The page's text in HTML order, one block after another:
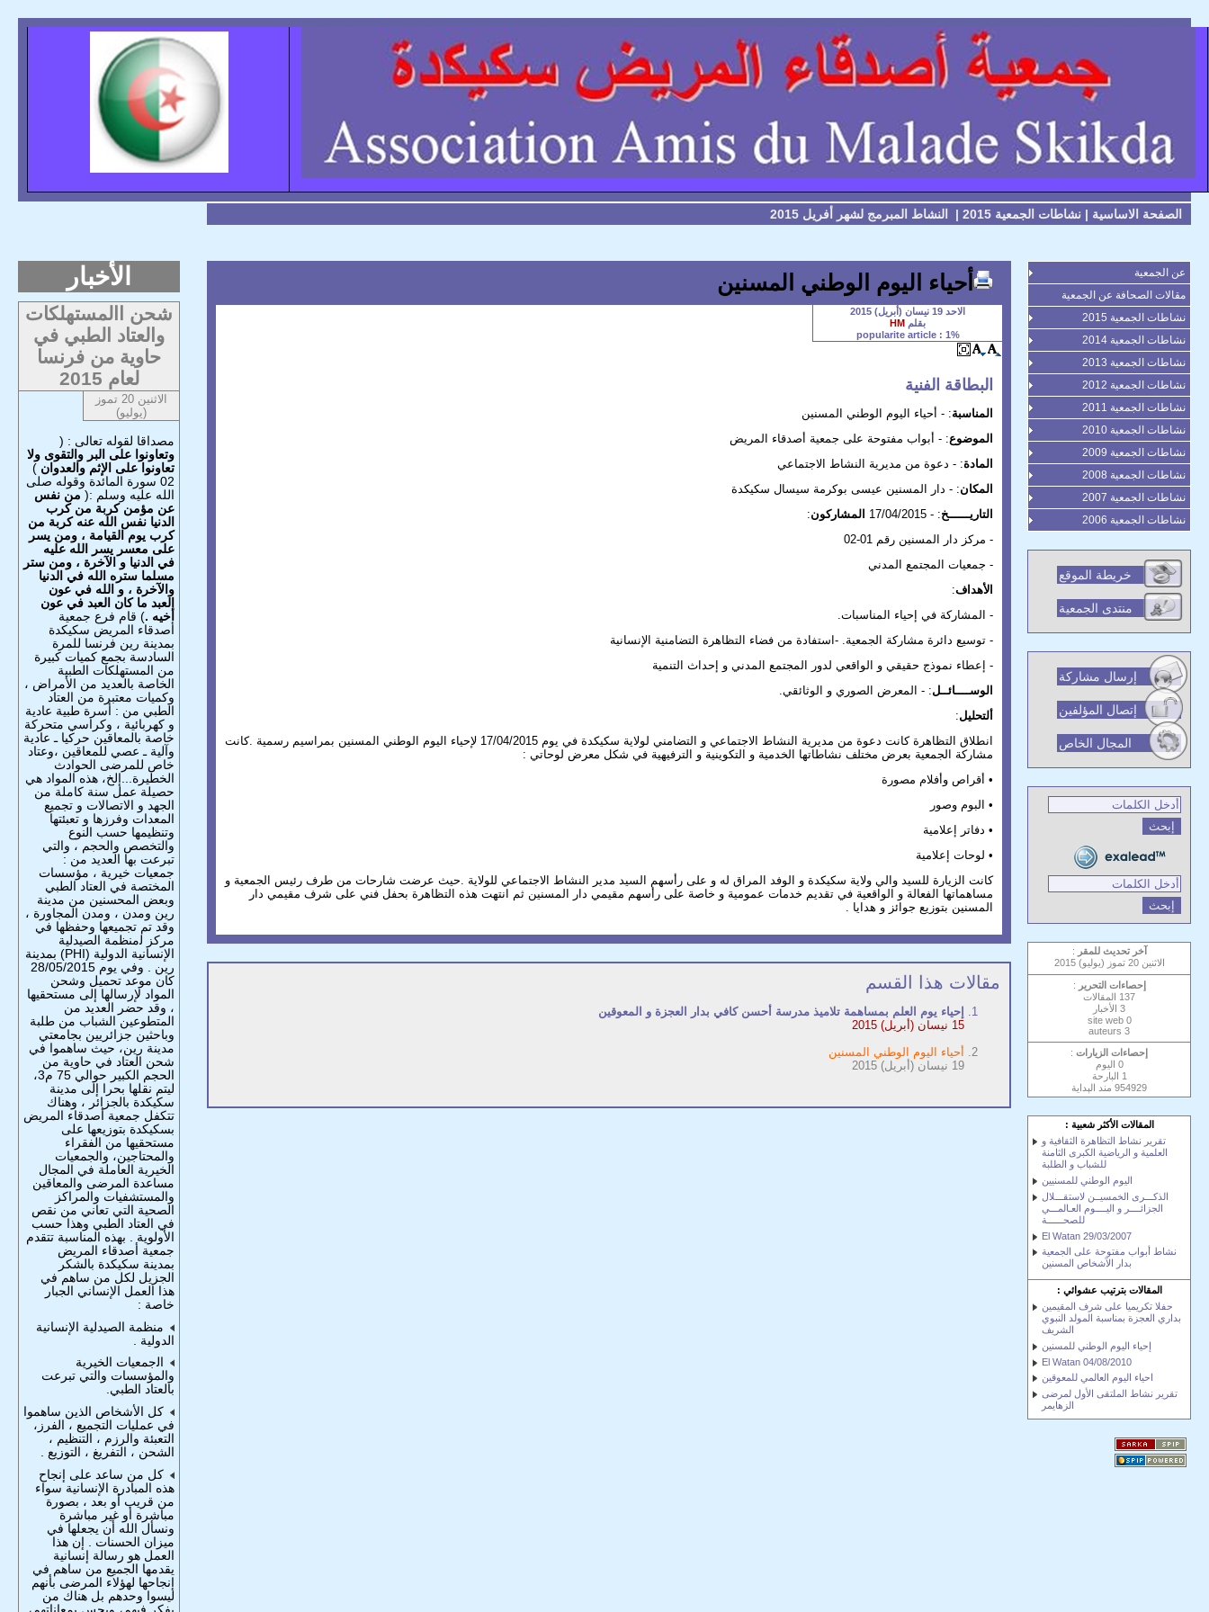
الصفحة الاساسية | نشاطات الجمعية 2015 | النشاط المبرمج لشهر أفريل 2015
عن الجمعية
مقالات الصحافة عن الجمعية
نشاطات الجمعية 2015
نشاطات الجمعية 2014
نشاطات الجمعية 2013
نشاطات الجمعية 2012
نشاطات الجمعية 2011
نشاطات الجمعية 2010
نشاطات الجمعية 2009
نشاطات الجمعية 2008
نشاطات الجمعية 2007
نشاطات الجمعية 2006
خريطة الموقع
منتدى الجمعية
إرسال مشاركة
إتصال المؤلفين
المجال الخاص
آخر تحديث للمقر :
الاثنين 20 تموز (يوليو) 2015
إحصاءات التحرير :
137 المقالات
3 الأخبار
0 site web
3 auteurs
إحصاءات الزيارات :
0 اليوم
1 البارحة
954929 مند الٻداية
المقالات الأكثر شعبية :
تقرير نشاط التظاهرة الثقافية و
العلمية و الرياضية الكبرى الثامنة
للشباب و الطلبة
اليوم الوطني للمسنيين
الذكـــرى الخمسيــن لاستقـــلال
الجزائــــر و اليــــوم العـالمـــي
للصحــــــة
El Watan 29/03/2007
نشاط أبواب مفتوحة على الجمعية
بدار الآشخاص المسنين
المقالات بترتيب عشوائي :
حفلا تكريميا على شرف المقيمين
بداري العجزة بمناسبة المولد النبوي
الشريف
إحياء اليوم الوطني للمسنين
El Watan 04/08/2010
احياء اليوم العالمي للمعوقين
تقرير نشاط الملتقى الأول لمرضى
الزهايمر
الأخبار
شحن االمستهلكات
والعتاد الطبي في
حاوية من فرنسا
لعام 2015
الاثنين 20 تموز
(يوليو)
مصداقا لقوله تعالى : (
وتعاونوا على البر والتقوى ولا
تعاونوا على الإثم والعدوان )
02 سورة المائدة وقوله صلى
الله عليه وسلم :( من نفس
عن مؤمن كربة من كرب
الدنيا نفس الله عنه كربة من
كرب يوم القيامة ، ومن يسر
على معسر يسر الله عليه
في الدنيا و الآخرة ، ومن ستر
مسلما ستره الله في الدنيا
والآخرة ، و الله في عون
العبد ما كان العبد في عون
أخيه .) قام فرع جمعية
أصدقاء المريض سكيكدة
بمدينة رين فرنسا للمرة
السادسة بجمع كميات كبيرة
من المستهلكات الطبية
الخاصة بالعديد من الأمراض ،
وكميات معتبرة من العتاد
الطبي من : أسرة طبية عادية
و كهربائية ، وكراسي متحركة
خاصة بالمعاقين حركيا ـ عادية
وآلية ـ عصي للمعاقين ،وعتاد
خاص للمرضى الحوادث
الخطيرة...إلخ، هذه المواد هي
حصيلة عمل سنة كاملة من
الجهد و الاتصالات و تجميع
المعدات وفرزها و تعبئتها
وتنظيمها حسب النوع
والتخصص والحجم ، والتي
تبرعت بها العديد من :
جمعيات خيرية ، مؤسسات
المختصة في العتاد الطبي
وبعض المحسنين من مدينة
رين ومدن ، ومدن المجاورة ،
وقد تم تجميعها وحفظها في
مركز ﻟمنظمة الصيدلية
الإنسانية الدوﻟﯿﺔ (PHI) بمدينة
رين . وفي يوم 28/05/2015
كان موعد تحميل وشحن
المواد لإرسالها إلى مستحقيها
، وقد حضر العديد من
المتطوعين الشباب من طلبة
وباحثين جزائريين بجامعتي
مدينة رين، حيث ساهموا في
شحن العتاد في حاوية من
الحجم الكبير حوالي 75 م3،
ليتم نقلها بحرا إلى مدينة
سكيكدة بالجزائر ، وهناك
تتكفل جمعية أصدقاء المريض
بسكيكدة بتوزيعها على
مستحقيها من الفقراء
والمحتاجين، والجمعيات
الخيرية العاملة في المجال
مساعدة المرضى والمعاقين
والمستشفيات والمراكز
الصحية التي تعاني من نقص
في العتاد الطبي وهذا حسب
الأولوية . بهذه المناسبة تتقدم
جمعية أصدقاء المريض
بمدينة سكيكدة بالشكر
الجزيل لكل من ساهم في
هذا العمل الإنساني الجبار
خاصة :
منظمة الصيدلية الإنسانية
الدوﻟﯿﺔ .
ﺍﻟجمعيات الخيرية
والمؤسسات والتي تبرعت
بالعتاد الطبي.
كل الأشخاص الذين ساهموا
في عمليات التجميع ، الفرز،
التعبئة والرزم ، التنظيم ،
الشحن ، التفريغ ، التوزيع .
كل من ساعد على إنجاح
هذه المبادرة الإنسانية سواء
من قريب أو بعد ، بصورة
مباشرة أو غير مباشرة
ونسأل الله أن يجعلها في
ميزان الحسنات . إن هذا
العمل هو رسالة إنسانية
يقدمها الجميع من ساهم في
إنجاحها لهؤلاء المرضى بأنهم
ليسوا وحدهم بل هناك من
أحياء اليوم الوطني المسنين
الاحد 19 نيسان (أبريل) 2015
بقلم HM
popularite article : 1%
البطاقة الفنية
المناسبة: - أحياء اليوم الوطني المسنين
الموضوع: - أبواب مفتوحة على جمعية أصدقاء المريض
المادة: - دعوة من مديرية النشاط الاجتماعي
المكان: - دار المسنين عيسى بوكرمة سيسال سكيكدة
التاريــــــخ: - 17/04/2015 المشاركون:
- مركز دار المسنين رقم 01-02
- جمعيات المجتمع المدني
الأهداف:
- المشاركة في إحياء المناسبات.
- توسيع دائرة مشاركة الجمعية. -استفادة من فضاء التظاهرة التضامنية الإنسانية
- إعطاء نموذج حقيقي و الواقعي لدور المجتمع المدني و إحداث التنمية
الوســــائــل: - المعرض الصوري و الوثائقي.
ألتحليل:
انطلاق التظاهرة كانت دعوة من مديرية النشاط الاجتماعي و التضامني لولاية سكيكدة في يوم 17/04/2015 لإحياء اليوم الوطني المسنين بمراسيم رسمية .كانت
مشاركة الجمعية بعرض مختلف نشاطاتها الخدمية و التكوينية و الترفيهية في شكل معرض لوحاتي :
• أقراص وأفلام مصورة
• البوم وصور
• دفاتر إعلامية
• لوحات إعلامية
كانت الزيارة للسيد والي ولاية سكيكدة و الوفد المراق له و على رأسهم السيد مدير النشاط الاجتماعي للولاية .حيث عرضت شارحات من طرف رئيس الجمعية و
مساهماتها الفعالة و الواقعية في تقديم خدمات عمومية و خاصة على رأسهم مقيمي دار المسنين ثم انتهت هذه التظاهرة بحفل فني على شرف مقيمي دار
المسنين بتوزيع جوائز و هدايا .
مقالات هذا القسم
إحياء يوم العلم بمساهمة تلاميذ مدرسة أحسن كافي بدار العجزة و المعوقين
15 نيسان (أبريل) 2015
أحياء اليوم الوطني المسنين
19 نيسان (أبريل) 2015